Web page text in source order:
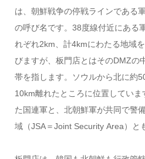
は、朝鮮戦争の停戦ラインである
の呼び名です。38度線付近にある
れぞれ2km、計4kmにわたる地域
びますが、板門店とはそのDMZの
帯を指します。ソウルから北に約
10km離れたところに位置してい
た国連軍と、北朝鮮軍が共同で警
域（JSA＝Joint Security Area）と